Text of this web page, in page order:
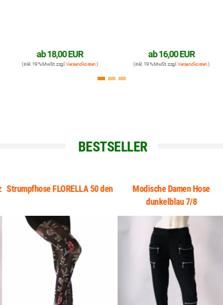
ab18,00 EUR
( inkl. 19 % MwSt. zzgl.Versandkosten)
ab16,00 EUR
( inkl. 19 % MwSt. zzgl.Versandkosten)
BESTSELLER
Strumpfhose FLORELLA 50 den
Modische Damen Hose
dunkelblau 7/8